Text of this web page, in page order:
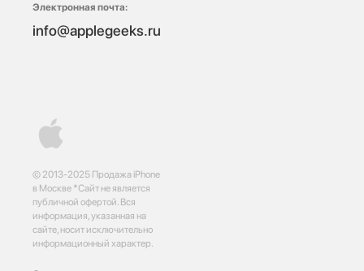
© 2013-2025 Продажа iPhone
в Москве *Сайт не является
публичной офертой. Вся
информация, указанная на
сайте, носит исключительно
информационный характер.
Электронная почта:
info@applegeeks.ru